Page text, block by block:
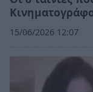
15/06/2026 12:07